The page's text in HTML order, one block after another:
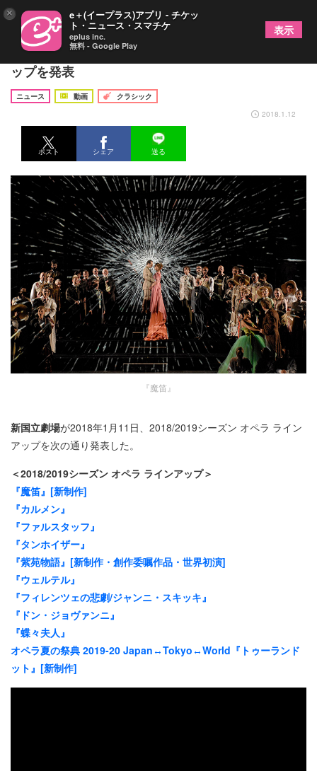
新国立劇場が2018/2019シーズン オペラ ラインア
ップを発表
ニュース 動画
クラシック
2018.1.12
ポスト シェア 送る
『魔笛』
新国立劇場が2018年1月11日、2018/2019シーズン オペラ ライン
アップを次の通り発表した。
＜2018/2019シーズン オペラ ラインアップ＞
『魔笛』[新制作]
『カルメン』
『ファルスタッフ』
『タンホイザー』
『紫苑物語』[新制作・創作委嘱作品・世界初演]
『ウェルテル』
『フィレンツェの悲劇/ジャンニ・スキッキ』
『ドン・ジョヴァンニ』
『蝶々夫人』
オペラ夏の祭典 2019-20 Japan↔Tokyo↔World『トゥーランド
ット』[新制作]
× e＋(イープラス)アプリ - チケッ
ト・ニュース・スマチケ
eplus inc.
無料 - Google Play
表示